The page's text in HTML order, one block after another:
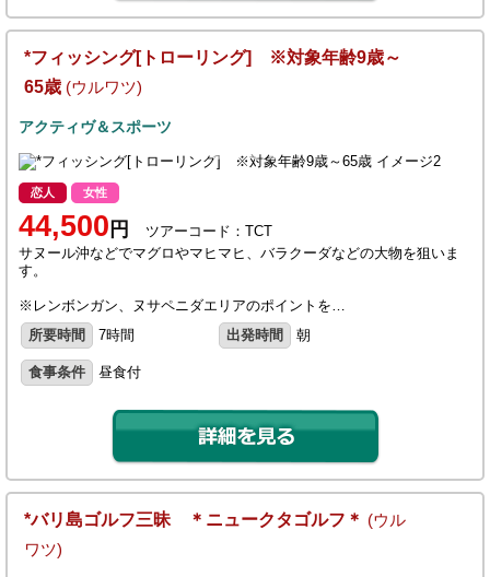
*フィッシング[トローリング] ※対象年齢9歳～
65歳 (ウルワツ)
アクティヴ＆スポーツ
恋人 女性
44,500 円
ツアーコード：TCT
サヌール沖などでマグロやマヒマヒ、バラクーダなどの大物を狙いま
す。
※レンボンガン、ヌサペニダエリアのポイントを…
所要時間
7時間 出発時間 朝
食事条件 昼食付
*バリ島ゴルフ三昧 ＊ニュークタゴルフ＊ (ウル
ワツ)